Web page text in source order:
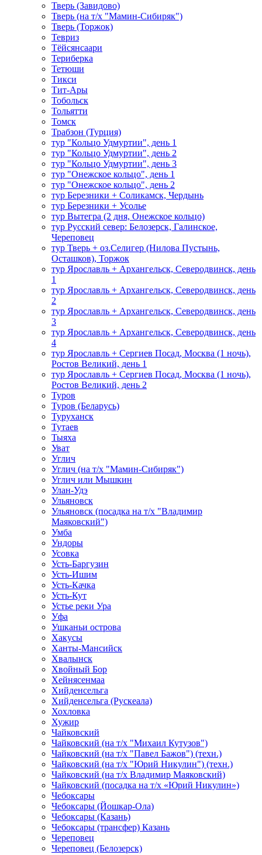
Тверь (Завидово)
Тверь (на т/х "Мамин-Сибиряк")
Тверь (Торжок)
Тевриз
Тёйсянсаари
Териберка
Тетюши
Тикси
Тит-Ары
Тобольск
Тольятти
Томск
Трабзон (Турция)
тур "Кольцо Удмуртии", день 1
тур "Кольцо Удмуртии", день 2
тур "Кольцо Удмуртии", день 3
тур "Онежское кольцо", день 1
тур "Онежское кольцо", день 2
тур Березники + Соликамск, Чердынь
тур Березники + Усолье
тур Вытегра (2 дня, Онежское кольцо)
тур Русский север: Белозерск, Галинское,
Череповец
тур Тверь + оз.Селигер (Нилова Пустынь,
Осташков), Торжок
тур Ярославль + Архангельск, Северодвинск, день
1
тур Ярославль + Архангельск, Северодвинск, день
2
тур Ярославль + Архангельск, Северодвинск, день
3
тур Ярославль + Архангельск, Северодвинск, день
4
тур Ярославль + Сергиев Посад, Москва (1 ночь),
Ростов Великий, день 1
тур Ярославль + Сергиев Посад, Москва (1 ночь),
Ростов Великий, день 2
Туров
Туров (Беларусь)
Туруханск
Тутаев
Тыяха
Уват
Углич
Углич (на т/х "Мамин-Сибиряк")
Углич или Мышкин
Улан-Удэ
Ульяновск
Ульяновск (посадка на т/х "Владимир
Маяковский")
Умба
Ундоры
Усовка
Усть-Баргузин
Усть-Ишим
Усть-Качка
Усть-Кут
Устье реки Ура
Уфа
Ушканьи острова
Хакусы
Ханты-Мансийск
Хвалынск
Хвойный Бор
Хейнясенмаа
Хийденсельга
Хийденсельга (Рускеала)
Хохловка
Хужир
Чайковский
Чайковский (на т/х "Михаил Кутузов")
Чайковский (на т/х "Павел Бажов") (техн.)
Чайковский (на т/х "Юрий Никулин") (техн.)
Чайковский (на т/х Владимир Маяковский)
Чайковский (посадка на т/х «Юрий Никулин»)
Чебоксары
Чебоксары (Йошкар-Ола)
Чебоксары (Казань)
Чебоксары (трансфер) Казань
Череповец
Череповец (Белозерск)